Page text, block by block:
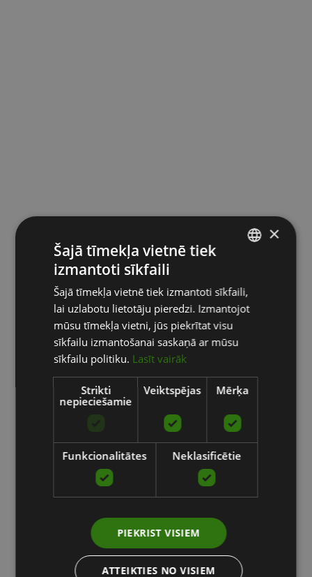
ENGLISH
RUSSIAN
×
Šajā tīmekļa vietnē tiek
izmantoti sīkfaili
Šajā tīmekļa vietnē tiek izmantoti sīkfaili,
lai uzlabotu lietotāju pieredzi. Izmantojot
mūsu tīmekļa vietni, jūs piekrītat visu
sīkfailu izmantošanai saskaņā ar mūsu
sīkfailu politiku. Lasīt vairāk
Strikti
nepieciešamie
Veiktspējas Mērķa
Funkcionalitātes Neklasificētie
PIEKRIST VISIEM
ATTEIKTIES NO VISIEM